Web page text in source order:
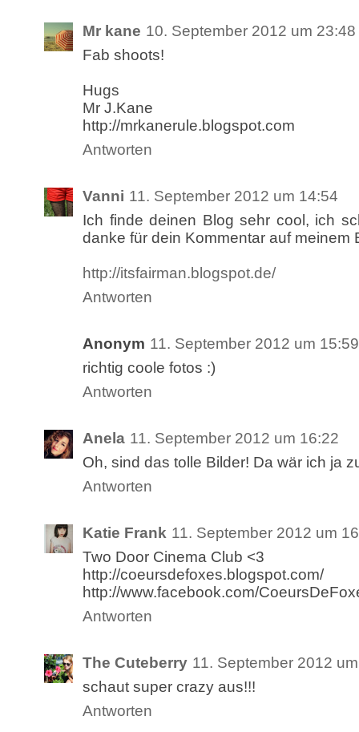
Mr kane 10. September 2012 um 23:48
Fab shoots!
Hugs
Mr J.Kane
http://mrkanerule.blogspot.com
Antworten
Vanni 11. September 2012 um 14:54
Ich finde deinen Blog sehr cool, ich
danke für dein Kommentar auf meinem
http://itsfairman.blogspot.de/
Antworten
Anonym 11. September 2012 um 15:59
richtig coole fotos :)
Antworten
Anela 11. September 2012 um 16:22
Oh, sind das tolle Bilder! Da wär ich ja
Antworten
Katie Frank 11. September 2012 um
Two Door Cinema Club <3
http://coeursdefoxes.blogspot.com/
http://www.facebook.com/
Antworten
The Cuteberry 11. September 2012
schaut super crazy aus!!!
Antworten